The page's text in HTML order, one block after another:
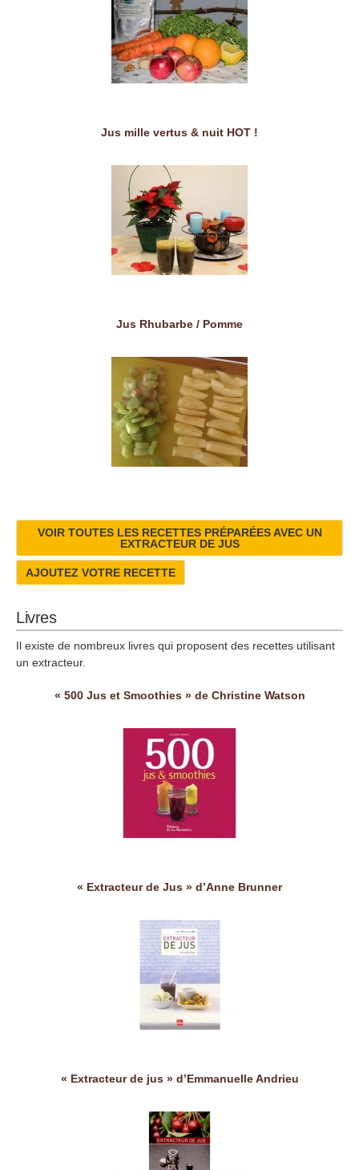
Jus mille vertus & nuit HOT !
Jus Rhubarbe / Pomme
VOIR TOUTES LES RECETTES PRÉPARÉES AVEC UN
EXTRACTEUR DE JUS
AJOUTEZ VOTRE RECETTE
Livres
Il existe de nombreux livres qui proposent des recettes utilisant
un extracteur.
« 500 Jus et Smoothies » de Christine Watson
« Extracteur de Jus » d’Anne Brunner
« Extracteur de jus » d’Emmanuelle Andrieu